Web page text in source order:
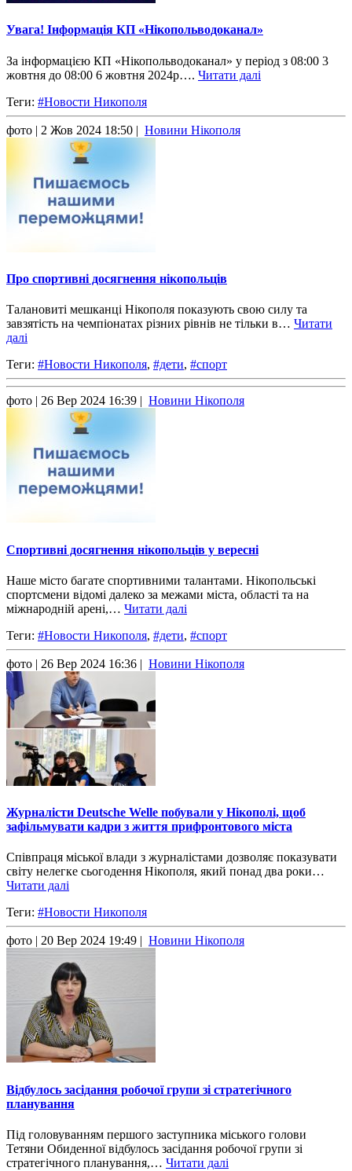
Увага! Інформація КП «Нікопольводоканал»
За інформацією КП «Нікопольводоканал» у період з 08:00 3
жовтня до 08:00 6 жовтня 2024р…. Читати далі
Теги: #Новости Никополя
фото | 2 Жов 2024 18:50 | Новини Нікополя
Про спортивні досягнення нікопольців
Талановиті мешканці Нікополя показують свою силу та
завзятість на чемпіонатах різних рівнів не тільки в… Читати
далі
Теги: #Новости Никополя, #дети, #спорт
фото | 26 Вер 2024 16:39 | Новини Нікополя
Спортивні досягнення нікопольців у вересні
Наше місто багате спортивними талантами. Нікопольські
спортсмени відомі далеко за межами міста, області та на
міжнародній арені,… Читати далі
Теги: #Новости Никополя, #дети, #спорт
фото | 26 Вер 2024 16:36 | Новини Нікополя
Журналісти Deutsche Welle побували у Нікополі, щоб
зафільмувати кадри з життя прифронтового міста
Співпраця міської влади з журналістами дозволяє показувати
світу нелегке сьогодення Нікополя, який понад два роки…
Читати далі
Теги: #Новости Никополя
фото | 20 Вер 2024 19:49 | Новини Нікополя
Відбулось засідання робочої групи зі стратегічного
планування
Під головуванням першого заступника міського голови
Тетяни Обиденної відбулось засідання робочої групи зі
стратегічного планування,… Читати далі